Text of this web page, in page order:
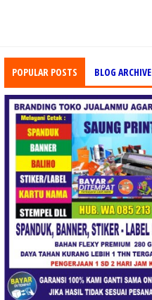
POPULAR POSTS BLOG ARCHIVE